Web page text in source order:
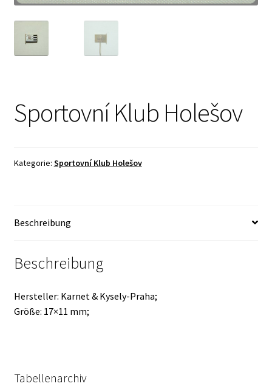
Sportovní Klub Holešov
Kategorie: Sportovní Klub Holešov
Beschreibung
Beschreibung
Hersteller: Karnet & Kysely-Praha;
Größe: 17×11 mm;
Tabellenarchiv